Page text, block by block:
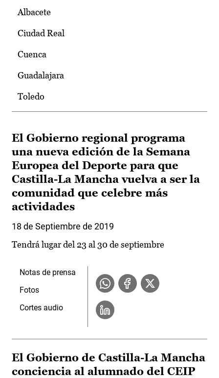
Albacete
Ciudad Real
Cuenca
Guadalajara
Toledo
El Gobierno regional programa
una nueva edición de la Semana
Europea del Deporte para que
Castilla-La Mancha vuelva a ser la
comunidad que celebre más
actividades
18 de Septiembre de 2019
Tendrá lugar del 23 al 30 de septiembre
Notas de prensa
Fotos
Cortes audio
El Gobierno de Castilla-La Mancha
conciencia al alumnado del CEIP